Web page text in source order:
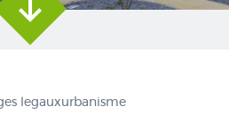
legauxurbanisme